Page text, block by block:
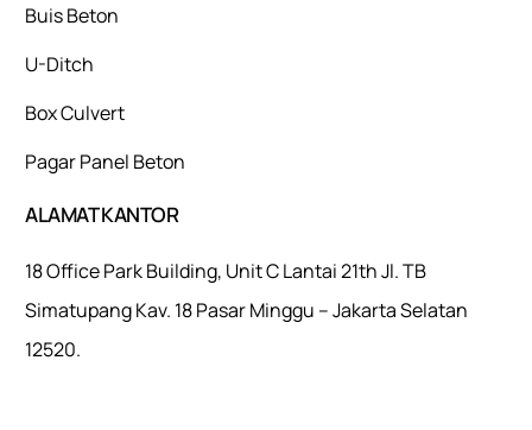
Buis Beton
U-Ditch
Box Culvert
Pagar Panel Beton
ALAMAT KANTOR
18 Office Park Building, Unit C Lantai 21th Jl. TB
Simatupang Kav. 18 Pasar Minggu – Jakarta Selatan
12520.